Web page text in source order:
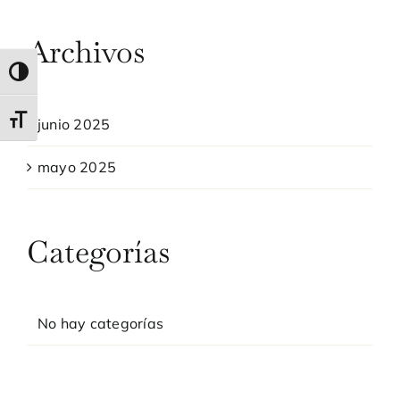
Alternar alto contraste
Alternar tamaño de letra
Archivos
junio 2025
mayo 2025
Categorías
No hay categorías